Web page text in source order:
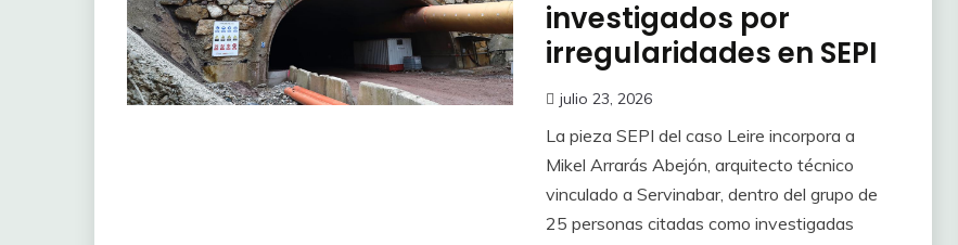
investigados por
irregularidades en SEPI
julio 23, 2026
La pieza SEPI del caso Leire incorpora a
Mikel Arrarás Abejón, arquitecto técnico
vinculado a Servinabar, dentro del grupo de
25 personas citadas como investigadas